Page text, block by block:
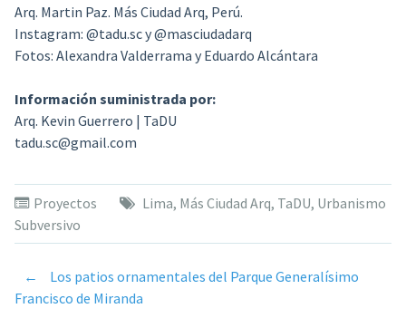
Arq. Martin Paz. Más Ciudad Arq, Perú.
Instagram: @tadu.sc y @masciudadarq
Fotos: Alexandra Valderrama y Eduardo Alcántara
Información suministrada por:
Arq. Kevin Guerrero | TaDU
tadu.sc@gmail.com
Proyectos Lima, Más Ciudad Arq, TaDU, Urbanismo
Subversivo
Post
←
Los patios ornamentales del Parque Generalísimo
Francisco de Miranda